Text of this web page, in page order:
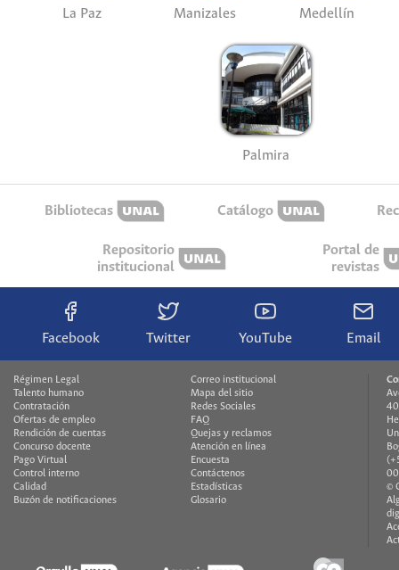
La Paz Manizales Medellín
Palmira
Bibliotecas Catálogo
Repositorio
institucional
Portal de
revistas
Facebook Twitter YouTube Email
Régimen Legal
Talento humano
Contratación
Ofertas de empleo
Rendición de cuentas
Concurso docente
Pago Virtual
Control interno
Calidad
Buzón de notificaciones
Correo institucional
Mapa del sitio
Redes Sociales
FAQ
Quejas y reclamos
Atención en línea
Encuesta
Contáctenos
Estadísticas
Glosario
©